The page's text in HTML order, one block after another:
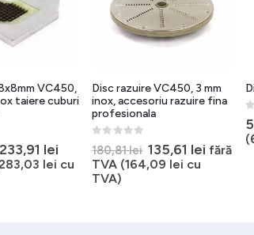
VC450,
taiere cuburi
Prețul
233,91 leiPrețul
curent
lei cu
Disc razuire VC450, 3 mm
inox, accesoriu razuire fina
profesionala
180,81lei Prețul
inițial
135,61 lei Prețul
fără
TVA (164,09 lei cu
TVA)
0
(